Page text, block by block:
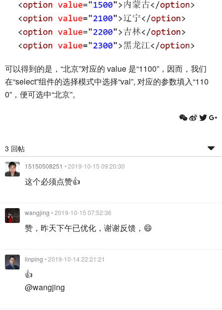
可以得到的是，“北京”对应的 value 是“1100”，因而，我们
在“select”组件的选择模式中选择“val”, 对应的参数填入“110
0”，便可选中“北京”。
3 回帖
15150508251 • 2019-10-15 09:20:30
这个必须点赞👍
wangjing • 2019-10-15 07:52:36
赞，昨天下午已优化，谢谢反馈，😄
linping • 2019-10-14 22:21:21
👍
@wangjing